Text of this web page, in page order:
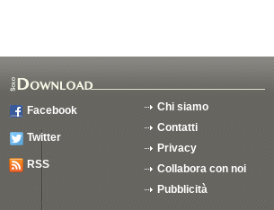
Facebook
Twitter
RSS
Chi siamo
Contatti
Privacy
Collabora con noi
Pubblicità